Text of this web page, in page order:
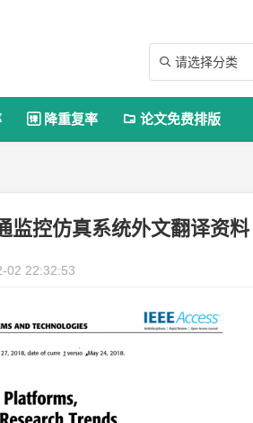
 请选择分类
 降重复率  论文免费排版
监控仿真系统外文翻译资料
02 22:32:53